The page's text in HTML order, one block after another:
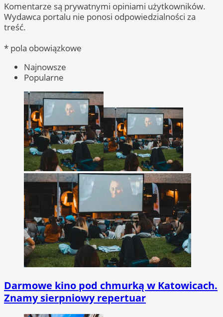
Komentarze są prywatnymi opiniami użytkowników.
Wydawca portalu nie ponosi odpowiedzialności za
treść.
* pola obowiązkowe
Najnowsze
Popularne
Darmowe kino pod chmurką w Katowicach.
Znamy sierpniowy repertuar